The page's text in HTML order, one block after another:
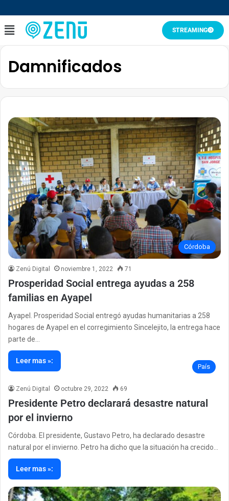
STREAMING
Damnificados
Córdoba
Zenú Digital noviembre 1, 2022 71
Prosperidad Social entrega ayudas a 258
familias en Ayapel
Ayapel. Prosperidad Social entregó ayudas humanitarias a 258
hogares de Ayapel en el corregimiento Sincelejito, la entrega hace
parte de…
Leer mas »:
País
Zenú Digital octubre 29, 2022 69
Presidente Petro declarará desastre natural
por el invierno
Córdoba. El presidente, Gustavo Petro, ha declarado desastre
natural por el invierno. Petro ha dicho que la situación ha crecido…
Leer mas »: